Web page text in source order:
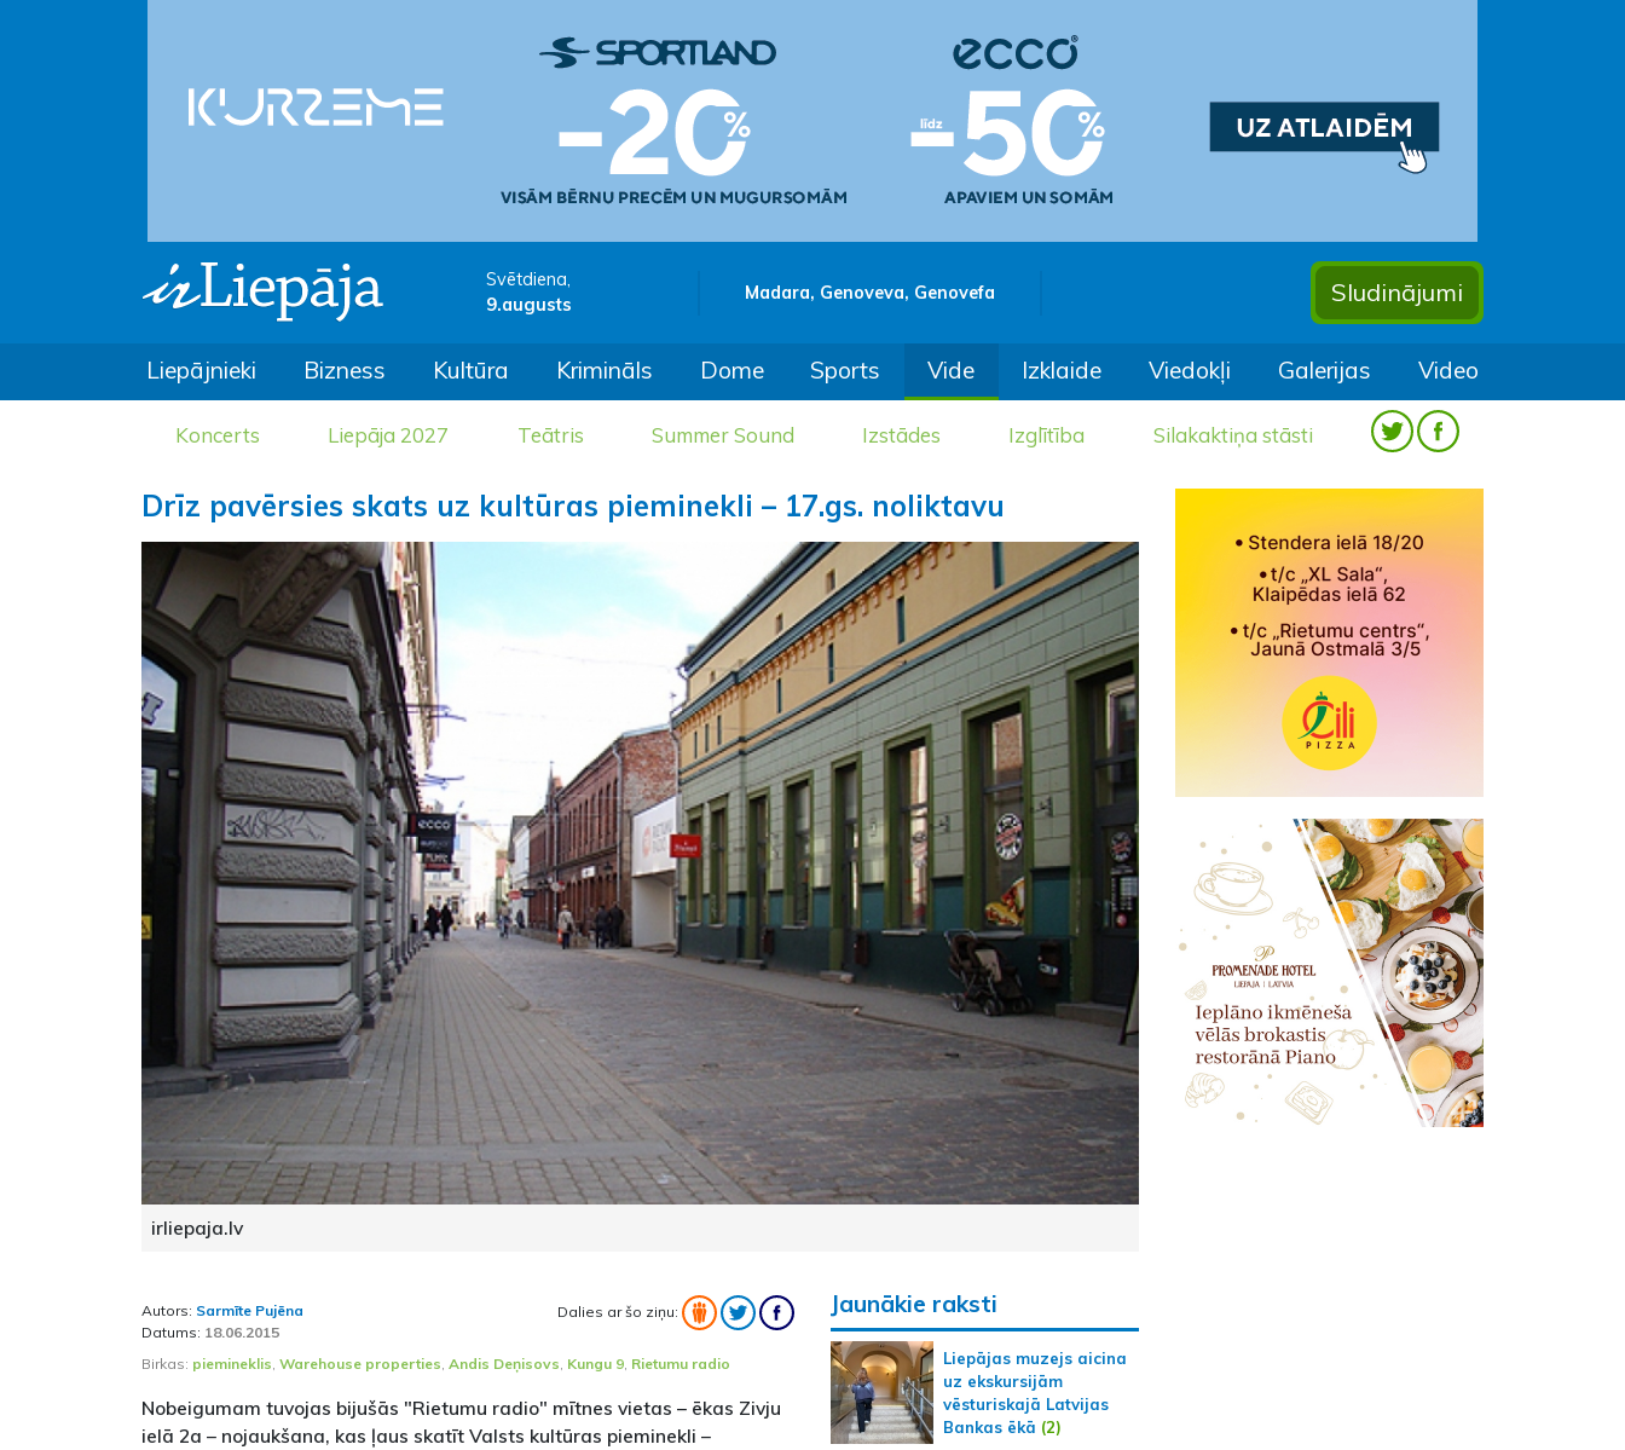
Svētdiena,
9.augusts
Madara, Genoveva, Genovefa Sludinājumi
Liepājnieki Bizness Kultūra Krimināls Dome Sports Vide Izklaide Viedokļi Galerijas Video
Koncerts Liepāja 2027 Teātris Summer Sound Izstādes Izglītība Silakaktiņa stāsti
Drīz pavērsies skats uz kultūras pieminekli – 17.gs. noliktavu
irliepaja.lv
Autors: Sarmīte Pujēna
Datums: 18.06.2015
Dalies ar šo ziņu:
Birkas: piemineklis, Warehouse properties, Andis Deņisovs, Kungu 9, Rietumu radio
Nobeigumam tuvojas bijušās "Rietumu radio" mītnes vietas – ēkas Zivju
ielā 2a – nojaukšana, kas ļaus skatīt Valsts kultūras pieminekli –
Jaunākie raksti
Liepājas muzejs aicina
uz ekskursijām
vēsturiskajā Latvijas
Bankas ēkā (2)